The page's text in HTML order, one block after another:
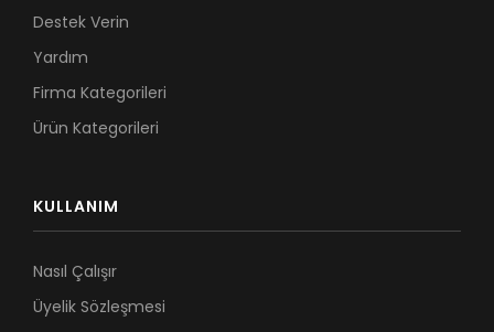
Destek Verin
Yardım
Firma Kategorileri
Ürün Kategorileri
KULLANIM
Nasıl Çalışır
Üyelik Sözleşmesi